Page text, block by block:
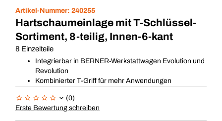
Artikel-Nummer: 240255
Hartschaumeinlage mit T-Schlüssel-
Sortiment, 8-teilig, Innen-6-kant
8 Einzelteile
Integrierbar in BERNER-Werkstattwagen Evolution und
Revolution
Kombinierter T-Griff für mehr Anwendungen
(0)
Erste Bewertung schreiben